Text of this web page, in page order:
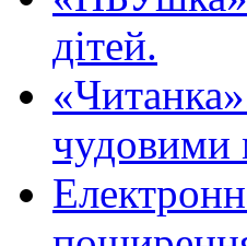
дітей.
чудовими